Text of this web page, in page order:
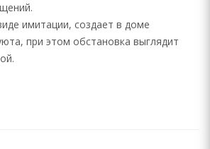
имитации, создает в доме
при этом обстановка выглядит